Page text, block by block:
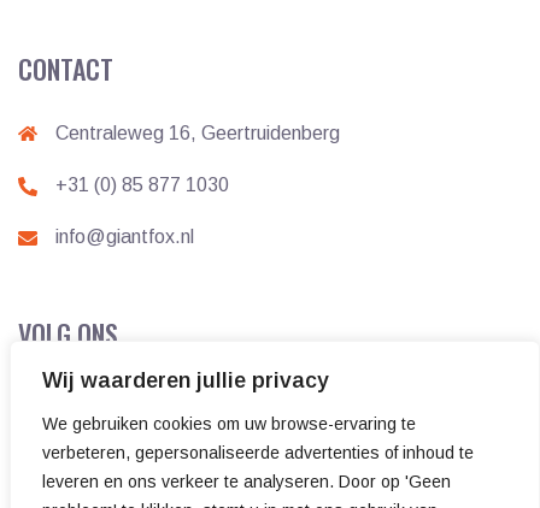
Wij waarderen jullie privacy
We gebruiken cookies om uw browse-ervaring te
verbeteren, gepersonaliseerde advertenties of inhoud te
leveren en ons verkeer te analyseren. Door op 'Geen
CONTACT
Centraleweg 16, Geertruidenberg
+31 (0) 85 877 1030
info@giantfox.nl
VOLG ONS